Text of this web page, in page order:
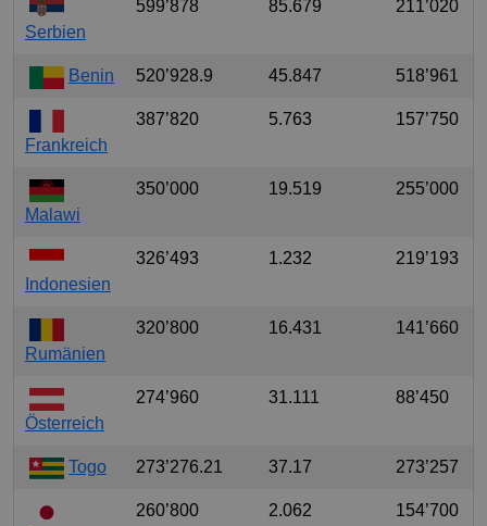
Serbien
599’878 85.679 211’020
Benin 520’928.9 45.847 518’961
Frankreich
387’820 5.763 157’750
Malawi
350’000 19.519 255’000
Indonesien
326’493 1.232 219’193
Rumänien
320’800 16.431 141’660
Österreich
274’960 31.111 88’450
Togo 273’276.21 37.17 273’257
260’800 2.062 154’700